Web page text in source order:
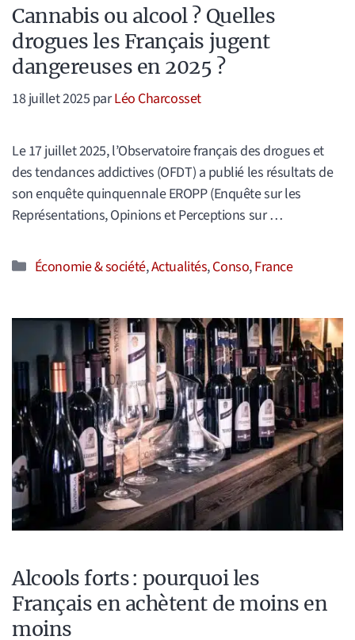
Cannabis ou alcool ? Quelles
drogues les Français jugent
dangereuses en 2025 ?
18 juillet 2025 parLéo Charcosset
Le 17 juillet 2025, l’Observatoire français des drogues et
des tendances addictives (OFDT) a publié les résultats de
son enquête quinquennale EROPP (Enquête sur les
Représentations, Opinions et Perceptions sur …
Catégories
Économie & société,Actualités,Conso,France
Alcools forts : pourquoi les
Français en achètent de moins en
moins